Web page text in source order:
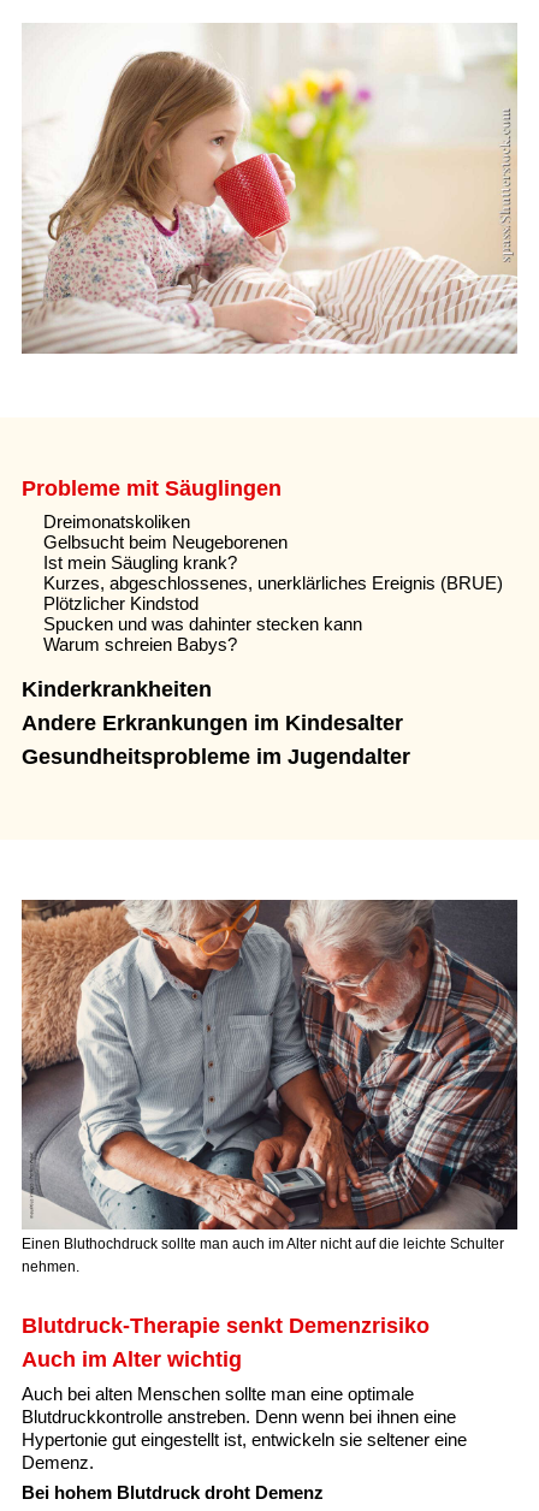
Probleme mit Säuglingen
Dreimonatskoliken
Gelbsucht beim Neugeborenen
Ist mein Säugling krank?
Kurzes, abgeschlossenes, unerklärliches Ereignis (BRUE)
Plötzlicher Kindstod
Spucken und was dahinter stecken kann
Warum schreien Babys?
Kinderkrankheiten
Andere Erkrankungen im Kindesalter
Gesundheitsprobleme im Jugendalter
Einen Bluthochdruck sollte man auch im Alter nicht auf die leichte Schulter
nehmen.
Blutdruck-Therapie senkt Demenzrisiko
Auch im Alter wichtig
Auch bei alten Menschen sollte man eine optimale
Blutdruckkontrolle anstreben. Denn wenn bei ihnen eine
Hypertonie gut eingestellt ist, entwickeln sie seltener eine
Demenz.
Bei hohem Blutdruck droht Demenz